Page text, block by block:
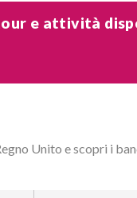
e attività
Unito e scopri i